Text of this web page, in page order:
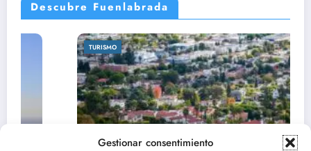
Gestionar consentimiento
Descubre Fuenlabrada